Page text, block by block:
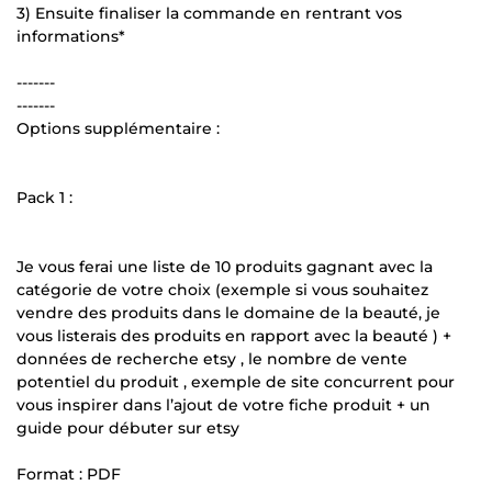
3) Ensuite finaliser la commande en rentrant vos
informations*
-------
-------
Options supplémentaire :
Pack 1 :
Je vous ferai une liste de 10 produits gagnant avec la
catégorie de votre choix (exemple si vous souhaitez
vendre des produits dans le domaine de la beauté, je
vous listerais des produits en rapport avec la beauté ) +
données de recherche etsy , le nombre de vente
potentiel du produit , exemple de site concurrent pour
vous inspirer dans l’ajout de votre fiche produit + un
guide pour débuter sur etsy
Format : PDF